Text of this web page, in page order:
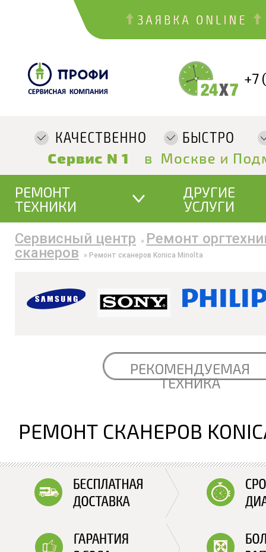
+7
РЕМОНТ
ТЕХНИКИ
ДРУГИЕ
УСЛУГИ
Сервисный центр » Ремонт
сканеров
» Ремонт сканеров Konica Minolta
РЕКОМЕНДУЕМАЯ
ТЕХНИКА
РЕМОНТ СКАНЕРОВ